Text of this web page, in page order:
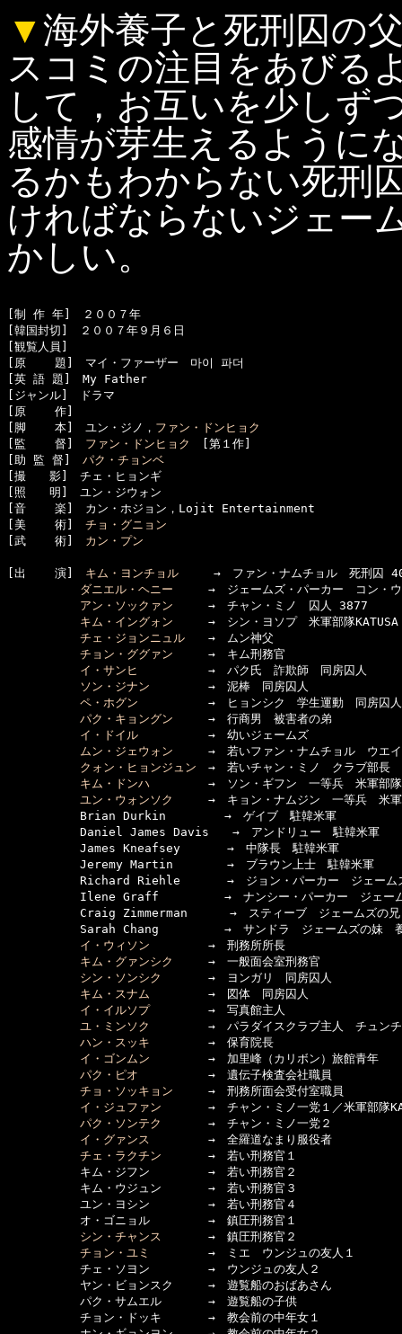
▼海外養子と死刑囚の
スコミの注目をあびる
して，お互いを少しず
感情が芽生えるように
るかもわからない死刑
ければならないジェー
かしい。
[制 作 年]　２００７年
[韓国封切]　２００７年９月６日
[観覧人員]
[原    題]　マイ・ファーザー　마이 파더
[英 語 題]　My Father
[ジャンル]　ドラマ
[原    作]
[脚    本]　ユン・ジノ， ファン・ドンヒョク
[監    督] ファン・ドンヒョク
[第１作]
[助 監 督] パク・チョンベ
[撮　　影]　チェ・ヒョンギ
[照　　明]　ユン・ジウォン
[音    楽]　カン・ホジョン，Lojit Entertainment
[美    術] チョ・グニョン
[武    術] カン・プン
[出    演] キム・ヨンチョル →　ファン・ナムチョル　死刑囚
ダニエル・ヘニー →　ジェームズ・パーカー　コン・ウ
アン・ソックァン →　チャン・ミノ　囚人 3877
キム・イングォン →　シン・ヨソプ　米軍部隊
チェ・ジョンニュル →　ムン神父
チョン・ググァン →　キム刑務官
イ・サンヒ
→　パク氏　詐欺師　同房囚人
ソン・ジナン →　泥棒　同房囚人
ペ・ホグン →　ヒョンシク　学生運動　同房囚人
パク・キョングン →　行商男　被害者の弟
イ・ドイル →　幼いジェームズ
ムン・ジェウォン →　若いファン・ナムチョル　ウエイ
クォン・ヒョンジュン →　若いチャン・ミノ　クラブ部長
キム・ドンハ →　ソン・ギフン　一等兵　米軍部隊
ユン・ウォンソク
→　キョン・ナムジン　一等兵　米軍
Brian Durkin　　　　　→　ゲイブ　駐韓米軍
Daniel James Davis　　→　アンドリュー　駐韓米軍
James Kneafsey　　　　→　中隊長　駐韓米軍
Jeremy Martin　　　 　→　ブラウン上士　駐韓米軍
Richard Riehle　　　　→　ジョン・パーカー　ジェームズ
Ilene Graff　　　　　 →　ナンシー・パーカー　ジェーム
Craig Zimmerman　　　 →　スティーブ　ジェームズの兄
Sarah Chang　　　　 　→　サンドラ　ジェームズの妹　
イ・ウィソン →　刑務所所長
キム・グァンシク
→　一般面会室刑務官
シン・ソンシク
→　ヨンガリ　同房囚人
キム・スナム →　図体　同房囚人
イ・イルソプ →　写真館主人
ユ・ミンソク
→　パラダイスクラブ主人　チュンチ
ハン・スッキ →　保育院長
イ・ゴンムン →　加里峰（カリボン）旅館青年
パク・ピオ →　遺伝子検査会社職員
チョ・ソッキョン →　刑務所面会受付室職員
イ・ジュファン →　チャン・ミノ一党１／米軍部隊
パク・ソンテク
→　チャン・ミノ一党２
イ・グァンス →　全羅道なまり服役者
チェ・ラクチン →　若い刑務官１
キム・ジフン　　　　　→　若い刑務官２
キム・ウジュン　　　　→　若い刑務官３
ユン・ヨシン　　　　　→　若い刑務官４
オ・ゴニョル　　　　　→　鎮圧刑務官１
シン・チャンス →　鎮圧刑務官２
チョン・ユミ
→　ミエ　ウンジュの友人１
チェ・ソヨン　　　　　→　ウンジュの友人２
ヤン・ビョンスク　　　→　遊覧船のおばあさん
パク・サムエル　　　　→　遊覧船の子供
チョン・ドッキ　　　　→　教会前の中年女１